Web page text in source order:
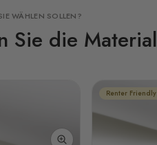
WÄHLEN SOLLEN?
Sie die
Renter Friendly